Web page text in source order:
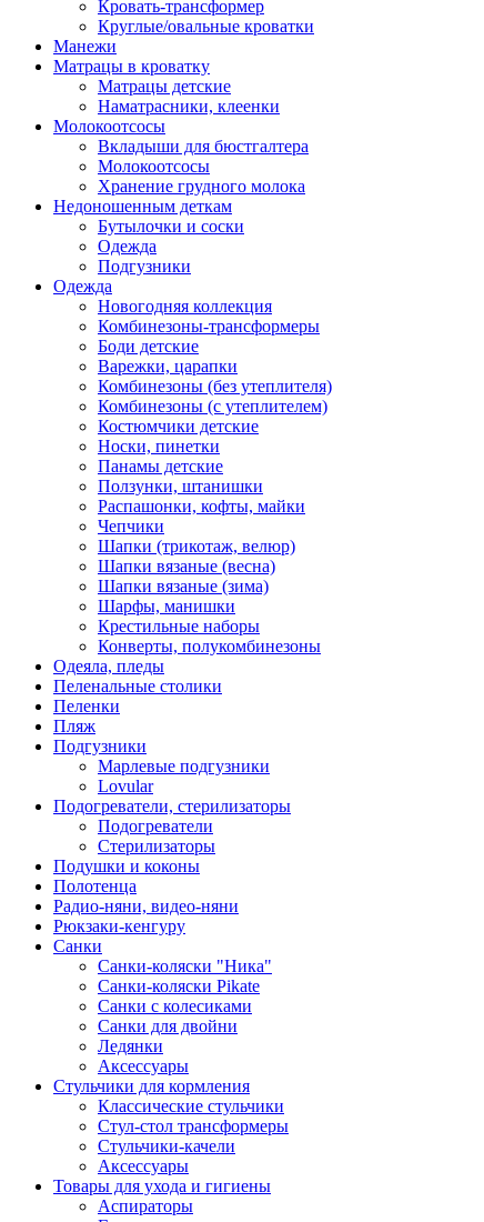
Кровать-трансформер
Круглые/овальные кроватки
Манежи
Матрацы в кроватку
Матрацы детские
Наматрасники, клеенки
Молокоотсосы
Вкладыши для бюстгалтера
Молокоотсосы
Хранение грудного молока
Недоношенным деткам
Бутылочки и соски
Одежда
Подгузники
Одежда
Новогодняя коллекция
Комбинезоны-трансформеры
Боди детские
Варежки, царапки
Комбинезоны (без утеплителя)
Комбинезоны (с утеплителем)
Костюмчики детские
Носки, пинетки
Панамы детские
Ползунки, штанишки
Распашонки, кофты, майки
Чепчики
Шапки (трикотаж, велюр)
Шапки вязаные (весна)
Шапки вязаные (зима)
Шарфы, манишки
Крестильные наборы
Конверты, полукомбинезоны
Одеяла, пледы
Пеленальные столики
Пеленки
Пляж
Подгузники
Марлевые подгузники
Lovular
Подогреватели, стерилизаторы
Подогреватели
Стерилизаторы
Подушки и коконы
Полотенца
Радио-няни, видео-няни
Рюкзаки-кенгуру
Санки
Санки-коляски "Ника"
Санки-коляски Pikate
Санки с колесиками
Санки для двойни
Ледянки
Аксессуары
Стульчики для кормления
Классические стульчики
Стул-стол трансформеры
Стульчики-качели
Аксессуары
Товары для ухода и гигиены
Аспираторы